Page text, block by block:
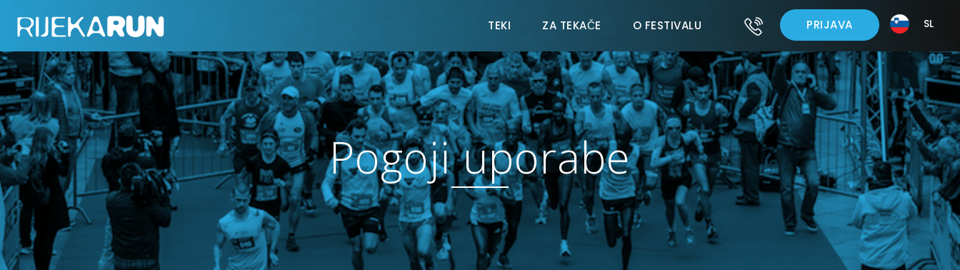
TEKI ZA TEKAČE O FESTIVALU PRIJAVA SL
Pogoji uporabe